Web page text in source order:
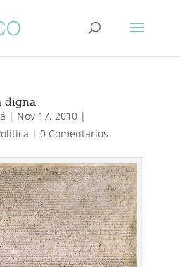
digna
| Nov 17, 2010|
| 0 Comentarios